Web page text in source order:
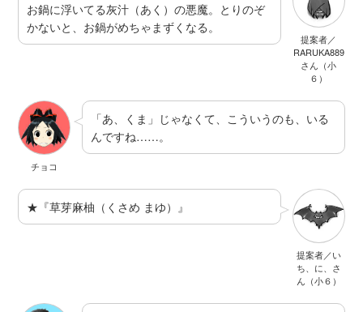
提案者／
RARUKA889
さん（小
６）
お鍋に浮いてる灰汁（あく）の悪魔。とりのぞ
かないと、お鍋がめちゃまずくなる。
チョコ
「あ、くま」じゃなくて、こういうのも、いる
んですね……。
提案者／い
ち、に、さ
ん（小６）
★『草芽麻柚（くさめ まゆ）』